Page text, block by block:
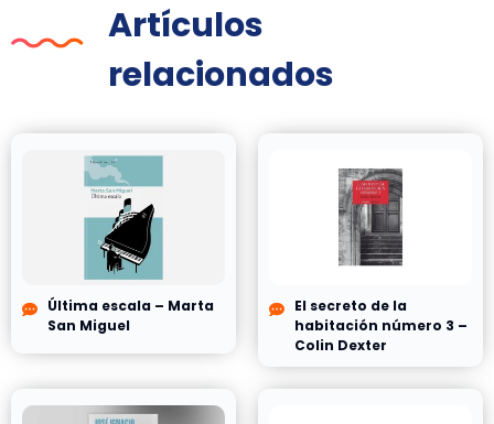
Artículos
relacionados
Última escala – Marta
San Miguel
El secreto de la
habitación número 3 –
Colin Dexter